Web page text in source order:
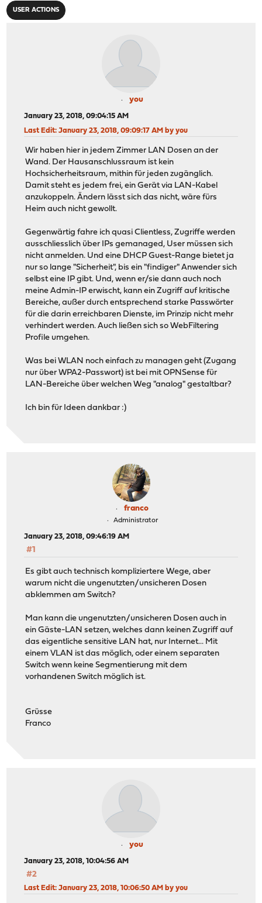
USER ACTIONS
you
January 23, 2018, 09:04:15 AM
Last Edit: January 23, 2018, 09:09:17 AM by you
Wir haben hier in jedem Zimmer LAN Dosen an der
Wand. Der Hausanschlussraum ist kein
Hochsicherheitsraum, mithin für jeden zugänglich.
Damit steht es jedem frei, ein Gerät via LAN-Kabel
anzukoppeln. Ändern lässt sich das nicht, wäre fürs
Heim auch nicht gewollt.
Gegenwärtig fahre ich quasi Clientless, Zugriffe werden
ausschliesslich über IPs gemanaged, User müssen sich
nicht anmelden. Und eine DHCP Guest-Range bietet ja
nur so lange "Sicherheit", bis ein "findiger" Anwender sich
selbst eine IP gibt. Und, wenn er/sie dann auch noch
meine Admin-IP erwischt, kann ein Zugriff auf kritische
Bereiche, außer durch entsprechend starke Passwörter
für die darin erreichbaren Dienste, im Prinzip nicht mehr
verhindert werden. Auch ließen sich so WebFiltering
Profile umgehen.
Was bei WLAN noch einfach zu managen geht (Zugang
nur über WPA2-Passwort) ist bei mit OPNSense für
LAN-Bereiche über welchen Weg "analog" gestaltbar?
Ich bin für Ideen dankbar :)
franco
Administrator
January 23, 2018, 09:46:19 AM
#1
Es gibt auch technisch kompliziertere Wege, aber
warum nicht die ungenutzten/unsicheren Dosen
abklemmen am Switch?
Man kann die ungenutzten/unsicheren Dosen auch in
ein Gäste-LAN setzen, welches dann keinen Zugriff auf
das eigentliche sensitive LAN hat, nur Internet... Mit
einem VLAN ist das möglich, oder einem separaten
Switch wenn keine Segmentierung mit dem
vorhandenen Switch möglich ist.
Grüsse
Franco
you
January 23, 2018, 10:04:56 AM
#2
Last Edit: January 23, 2018, 10:06:50 AM by you